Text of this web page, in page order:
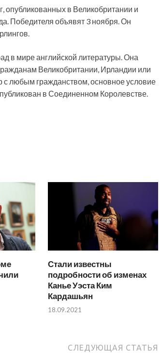
опубликованных в Великобритании и
Победителя объявят 3 ноября. Он
в мире английской литературы. Она
Великобритании, Ирландии или
любым гражданством, основное условие
в Соединенном Королевстве.
Стали известны
подробности об изменах
Канье Уэста Ким
Кардашьян
18.09.2021
СЛЕДУЮЩАЯ СТАТЬЯ